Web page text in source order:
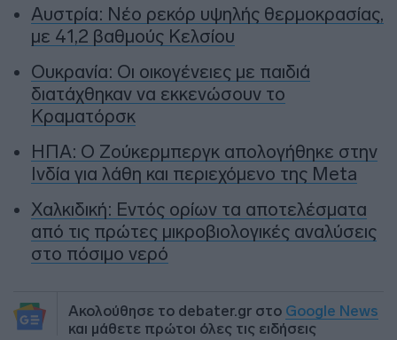
Αυστρία: Νέο ρεκόρ υψηλής θερμοκρασίας,
με 41,2 βαθμούς Κελσίου
Ουκρανία: Οι οικογένειες με παιδιά
διατάχθηκαν να εκκενώσουν το
Κραματόρσκ
ΗΠΑ: Ο Ζούκερμπεργκ απολογήθηκε στην
Ινδία για λάθη και περιεχόμενο της Meta
Χαλκιδική: Εντός ορίων τα αποτελέσματα
από τις πρώτες μικροβιολογικές αναλύσεις
στο πόσιμο νερό
Ακολούθησε το debater.gr στο Google News
και μάθετε πρώτοι όλες τις ειδήσεις